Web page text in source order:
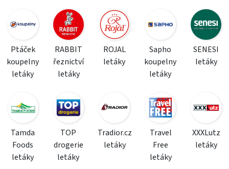
Ptáček
koupelny
letáky
RABBIT
řeznictví
letáky
ROJAL
letáky
Sapho
koupelny
letáky
SENESI
letáky
Tamda
Foods
letáky
TOP
drogerie
letáky
Tradior.cz
letáky
Travel
Free
letáky
XXXLutz
letáky